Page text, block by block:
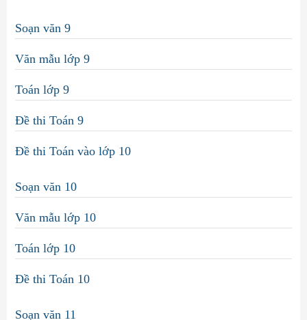
Soạn văn 9
Văn mẫu lớp 9
Toán lớp 9
Đề thi Toán 9
Đề thi Toán vào lớp 10
Soạn văn 10
Văn mẫu lớp 10
Toán lớp 10
Đề thi Toán 10
Soạn văn 11